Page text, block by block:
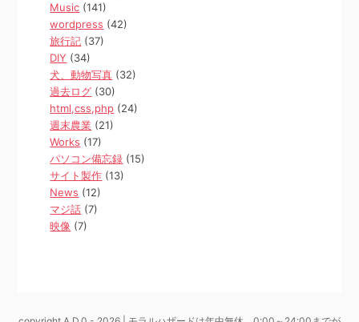
Music (141)
wordpress (42)
旅行記 (37)
DIY (34)
犬、動物写真 (32)
過去ログ (30)
html,css,php (24)
週末農業 (21)
Works (17)
パソコン備忘録 (15)
サイト製作 (13)
News (12)
マジ話 (7)
映像 (7)